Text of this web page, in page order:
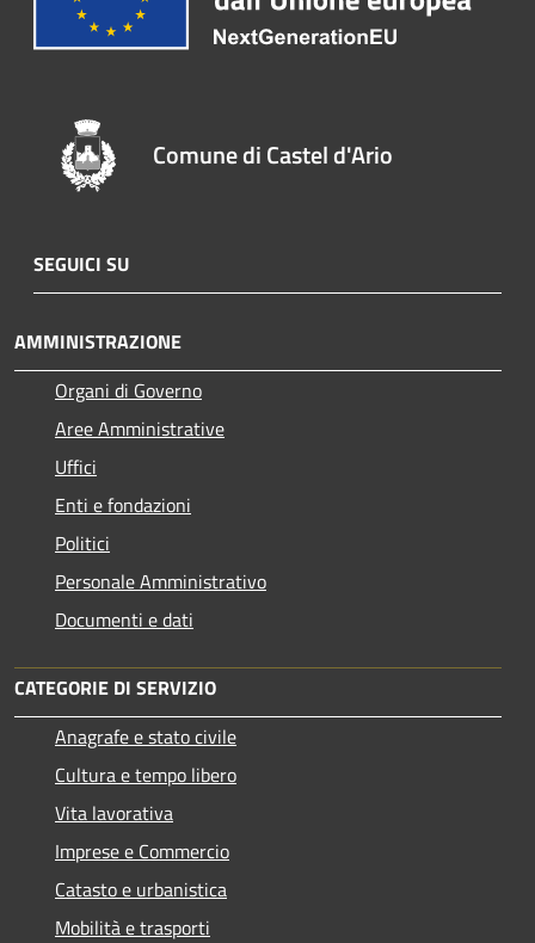
Comune di Castel d'Ario
SEGUICI SU
AMMINISTRAZIONE
Organi di Governo
Aree Amministrative
Uffici
Enti e fondazioni
Politici
Personale Amministrativo
Documenti e dati
CATEGORIE DI SERVIZIO
Anagrafe e stato civile
Cultura e tempo libero
Vita lavorativa
Imprese e Commercio
Catasto e urbanistica
Mobilità e trasporti